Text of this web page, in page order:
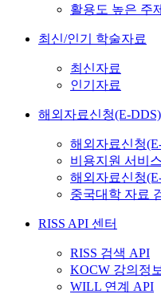
활용도 높은 주제
최신/인기 학술자료
최신자료
인기자료
해외자료신청(E-DDS)
해외자료신청
비용지원 서비
해외자료신청
중국대학 자료
RISS API 센터
RISS 검색 API
KOCW 강의정
WILL 연계 API